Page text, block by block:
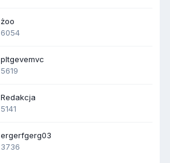
żoo
6054
pltgevemvc
5619
Redakcja
5141
ergerfgerg03
3736